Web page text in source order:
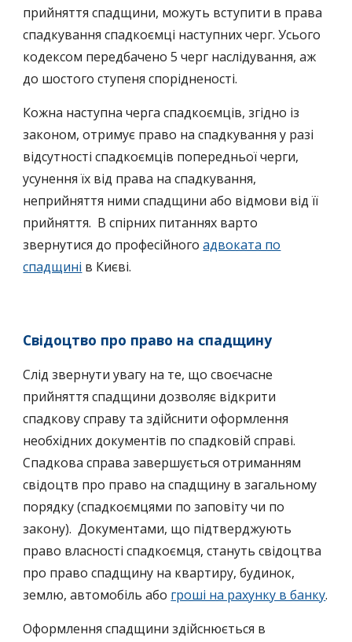
прийняття спадщини, можуть вступити в права
спадкування спадкоємці наступних черг. Усього
кодексом передбачено 5 черг наслідування, аж
до шостого ступеня спорідненості.
Кожна наступна черга спадкоємців, згідно із
законом, отримує право на спадкування у разі
відсутності спадкоємців попередньої черги,
усунення їх від права на спадкування,
неприйняття ними спадщини або відмови від її
прийняття. В спірних питаннях варто
звернутися до професійногоадвоката по
спадщині в Києві.
Свідоцтво про право на спадщину
Слід звернути увагу на те, що своєчасне
прийняття спадщини дозволяє відкрити
спадкову справу та здійснити оформлення
необхідних документів по спадковій справі.
Спадкова справа завершується отриманням
свідоцтв про право на спадщину в загальному
порядку (спадкоємцями по заповіту чи по
закону). Документами, що підтверджують
право власності спадкоємця, стануть свідоцтва
про право спадщину на квартиру, будинок,
землю, автомобіль або гроші на рахунку в банку.
Оформлення спадщини здійснюється в